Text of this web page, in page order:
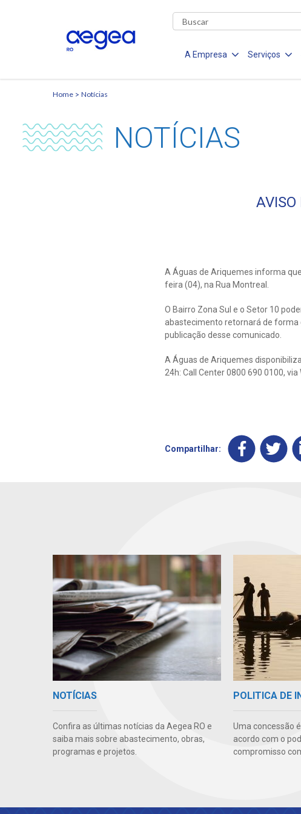
A Empresa Serviços
Home Notícias
NOTÍCIAS
A Águas de Ariquemes informa
feira (04), na Rua Montreal.
O Bairro Zona Sul e o Setor 10
abastecimento retornará de forma
publicação desse comunicado.
A Águas de Ariquemes
24h: Call Center 0800 690 0100, via
Compartilhar:
NOTÍCIAS
Confira as últimas notícias da Aegea RO e
saiba mais sobre abastecimento, obras,
programas e projetos.
POLITICA DE
Uma concessão
acordo com o
compromisso